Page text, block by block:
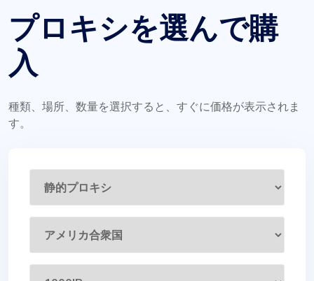
プロキシを選んで購
入
種類、場所、数量を選択すると、すぐに価格が表示されま
す。